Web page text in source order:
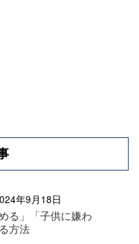
年9月18日
る」「子供に嫌わ
方法